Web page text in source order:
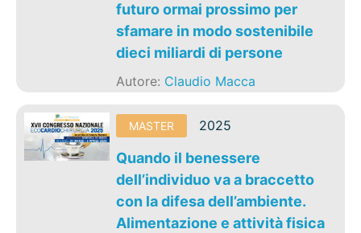
futuro ormai prossimo per
sfamare in modo sostenibile
dieci miliardi di persone
Autore: Claudio Macca
MASTER 2025
Quando il benessere
dell’individuo va a braccetto
con la difesa dell’ambiente.
Alimentazione e attività fisica